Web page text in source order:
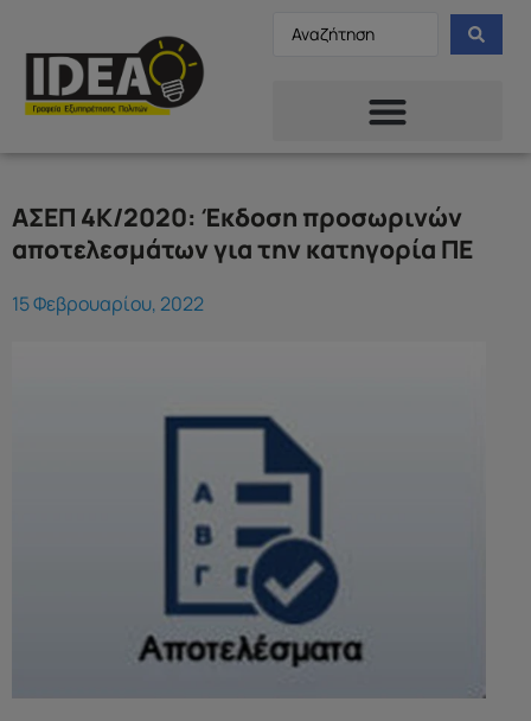
ΑΣΕΠ 4Κ/2020: Έκδοση προσωρινών
αποτελεσμάτων για την κατηγορία ΠΕ
15 Φεβρουαρίου, 2022